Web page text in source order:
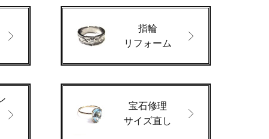
指輪
リフォーム
宝石修理
サイズ直し